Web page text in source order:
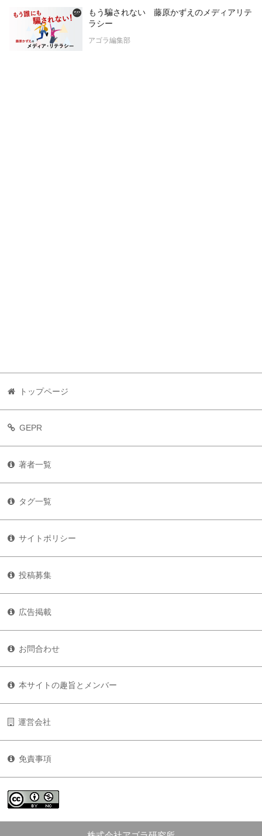
もう騙されない 藤原かずえのメディアリテ
ラシー
アゴラ編集部
トップページ
GEPR
著者一覧
タグ一覧
サイトポリシー
投稿募集
広告掲載
お問合わせ
本サイトの趣旨とメンバー
運営会社
免責事項